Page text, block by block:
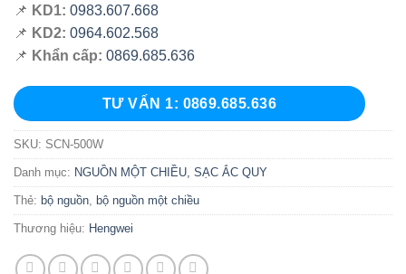
📌 KD1: 0983.607.668
📌 KD2: 0964.602.568
📌 Khẩn cấp: 0869.685.636
TƯ VẤN 1: 0869.685.636
SKU: SCN-500W
Danh mục: NGUỒN MỘT CHIỀU, SẠC ẮC QUY
Thẻ: bộ nguồn bộ nguồn một chiều
Thương hiệu: Hengwei